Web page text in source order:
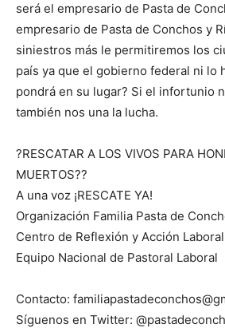
será el empresario de Pasta de
empresario de Pasta de Conchos y
siniestros más le permitiremos los
país ya que el gobierno federal ni lo
pondrá en su lugar? Si el infortunio
también nos una la lucha.
?RESCATAR A LOS VIVOS PARA
MUERTOS??
A una voz ¡RESCATE YA!
Organización Familia Pasta de
Centro de Reflexión y Acción Laboral
Equipo Nacional de Pastoral Laboral
Contacto:
Síguenos en Twitter: